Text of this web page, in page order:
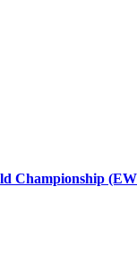
Championship